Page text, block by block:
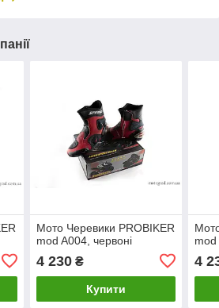
Мото Черевики PROBIKER
mod A004, червоні
4 230₴
Купити
mod
4